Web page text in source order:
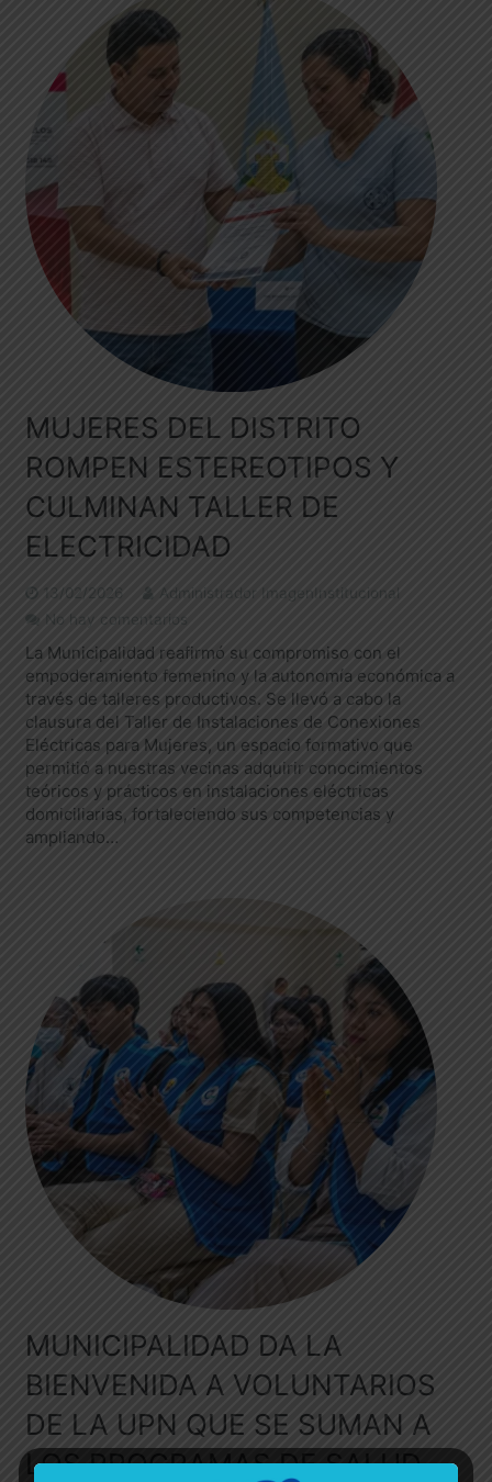
MUJERES DEL DISTRITO
ROMPEN ESTEREOTIPOS Y
CULMINAN TALLER DE
ELECTRICIDAD
13/02/2026
Administrador ImagenInstitucional
No hay comentarios
La Municipalidad reafirmó su compromiso con el
empoderamiento femenino y la autonomía económica a
través de talleres productivos. Se llevó a cabo la
clausura del Taller de Instalaciones de Conexiones
Eléctricas para Mujeres, un espacio formativo que
permitió a nuestras vecinas adquirir conocimientos
teóricos y prácticos en instalaciones eléctricas
domiciliarias, fortaleciendo sus competencias y
ampliando…
MUNICIPALIDAD DA LA
BIENVENIDA A VOLUNTARIOS
DE LA UPN QUE SE SUMAN A
LOS PROGRAMAS DE SALUD